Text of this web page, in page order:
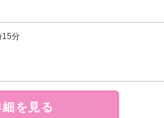
15分
細を見る